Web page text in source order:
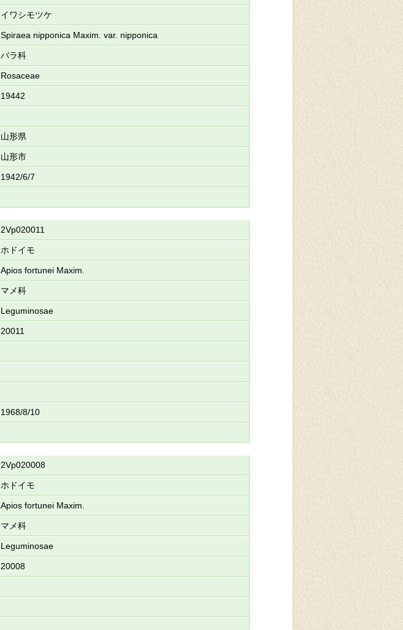
イワシモツケ
Spiraea nipponica Maxim. var. nipponica
バラ科
Rosaceae
19442
山形県
山形市
1942/6/7
2Vp020011
ホドイモ
Apios fortunei Maxim.
マメ科
Leguminosae
20011
1968/8/10
2Vp020008
ホドイモ
Apios fortunei Maxim.
マメ科
Leguminosae
20008